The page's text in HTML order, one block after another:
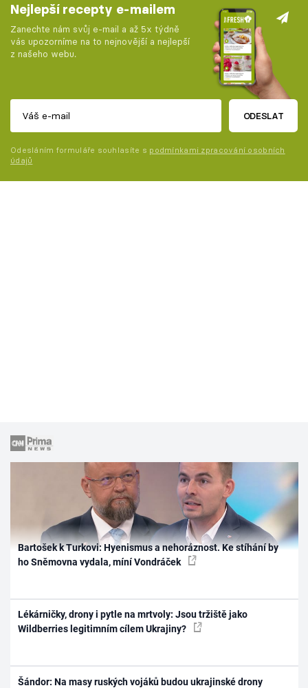
Nejlepší recepty e-mailem
Zanechte nám svůj e-mail a až 5x týdně
vás upozorníme na to nejnovější a nejlepší
z našeho webu.
ODESLAT
Odesláním formuláře souhlasíte s podmínkami zpracování osobních
údajů
Bartošek k Turkovi: Hyenismus a nehoráznost. Ke stíhání by
ho Sněmovna vydala, míní Vondráček
Lékárničky, drony i pytle na mrtvoly: Jsou tržiště jako
Wildberries legitimním cílem Ukrajiny?
Šándor: Na masy ruských vojáků budou ukrajinské drony